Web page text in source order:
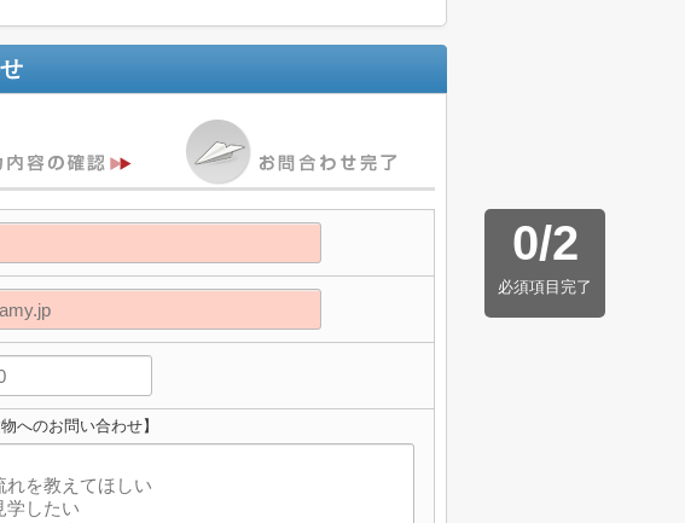
0/2
必須項目完了
へのお問い合わせ】